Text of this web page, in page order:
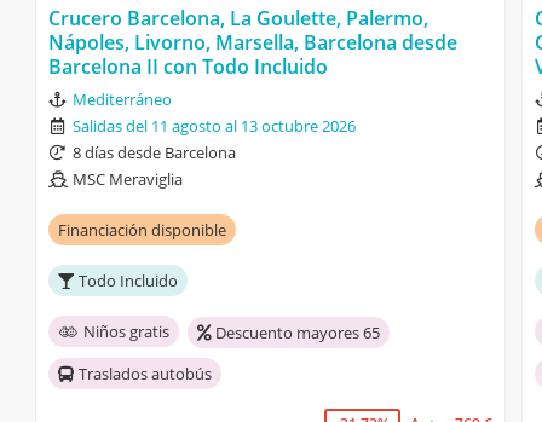
Crucero Barcelona, La Goulette, Palermo,
Nápoles, Livorno, Marsella, Barcelona desde
Barcelona II con Todo Incluido
Mediterráneo
Salidas del 11 agosto al 13 octubre 2026
8 días desde Barcelona
MSC Meraviglia
Financiación disponible
Todo Incluido
Niños gratis
Descuento mayores 65
Traslados autobús